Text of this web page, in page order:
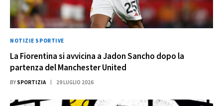
NOTIZIE SPORTIVE
La Fiorentina si avvicina a Jadon Sancho dopo la
partenza del Manchester United
BY SPORTIZIA 29 LUGLIO 2026